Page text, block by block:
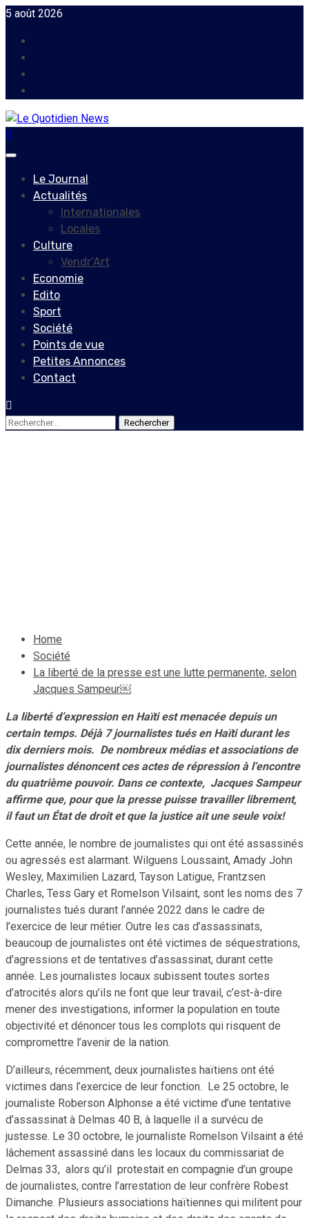
Skip
content
5 août 2026
Primary
Le Journal
Actualités
Internationales
Locales
Culture
Vendr’Art
Economie
Edito
Sport
Société
Points de vue
Petites Annonces
Contact
Rechercher :
Home
Société
La liberté de la presse est une lutte permanente, selon
Jacques Sampeur￼
La liberté d’expression en Haïti est menacée depuis un
certain temps. Déjà 7 journalistes tués en Haïti durant les
dix derniers mois. De nombreux médias et associations de
journalistes dénoncent ces actes de répression à l’encontre
du quatrième pouvoir. Dans ce contexte, Jacques Sampeur
affirme que, pour que la presse puisse travailler librement,
il faut un État de droit et que la justice ait une seule voix!
Cette année, le nombre de journalistes qui ont été assassinés
ou agressés est alarmant. Wilguens Loussaint, Amady John
Wesley, Maximilien Lazard, Tayson Latigue, Frantzsen
Charles, Tess Gary et Romelson Vilsaint, sont les noms des 7
journalistes tués durant l’année 2022 dans le cadre de
l’exercice de leur métier. Outre les cas d’assassinats,
beaucoup de journalistes ont été victimes de séquestrations,
d’agressions et de tentatives d’assassinat, durant cette
année. Les journalistes locaux subissent toutes sortes
d’atrocités alors qu’ils ne font que leur travail, c’est-à-dire
mener des investigations, informer la population en toute
objectivité et dénoncer tous les complots qui risquent de
compromettre l’avenir de la nation.
D’ailleurs, récemment, deux journalistes haïtiens ont été
victimes dans l’exercice de leur fonction. Le 25 octobre, le
journaliste Roberson Alphonse a été victime d’une tentative
d’assassinat à Delmas 40 B, à laquelle il a survécu de
justesse. Le 30 octobre, le journaliste Romelson Vilsaint a été
lâchement assassiné dans les locaux du commissariat de
Delmas 33, alors qu’il protestait en compagnie d’un groupe
de journalistes, contre l’arrestation de leur confrère Robest
Dimanche. Plusieurs associations haïtiennes qui militent pour